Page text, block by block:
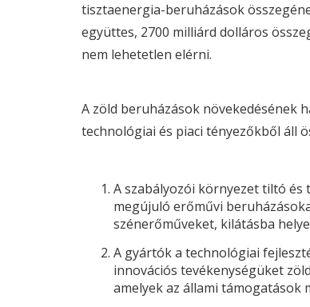
tisztaenergia-beruházások
együttes, 2700 milliárd dolláros
nem lehetetlen elérni.
A zöld beruházások növekedésének
technológiai és piaci tényezőkből áll
A szabályozói környezet tiltó
megújuló erőművi
szénerőműveket, kilátásba
A gyártók a technológiai
innovációs tevékenységüket
amelyek az állami támogatások